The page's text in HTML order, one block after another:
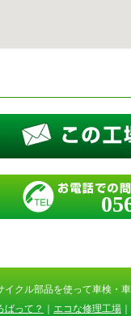
イクル部品を使って車検
ばって？ ｜ エコな修理工場 ｜